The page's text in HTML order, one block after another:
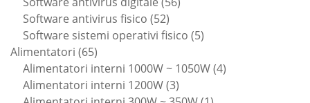
Software antivirus fisico 5252
prodotti
Software sistemi operativi fisico 55
Alimentatori 6565
prodotti
Alimentatori interni 1000W ~ 1050W 44
Alimentatori interni 1200W 33